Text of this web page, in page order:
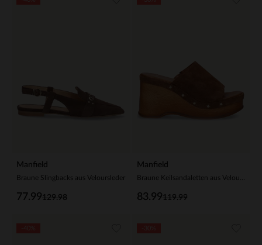
Manfield
Braune Slingbacks aus Veloursleder
129.98
77.99
Manfield
119.99
83.99